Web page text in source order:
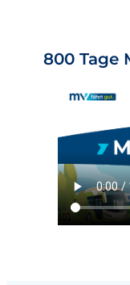
800 Tage